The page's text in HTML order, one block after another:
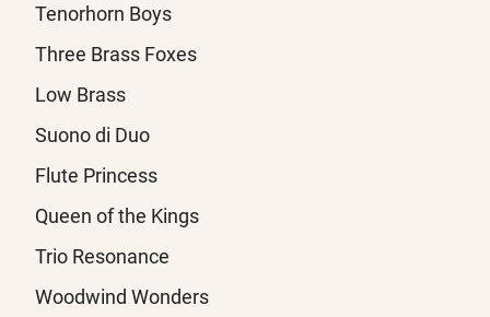
Tenorhorn Boys
Three Brass Foxes
Low Brass
Suono di Duo
Flute Princess
Queen of the Kings
Trio Resonance
Woodwind Wonders